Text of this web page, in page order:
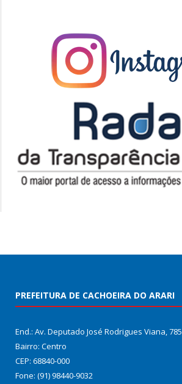
PREFEITURA DE CACHOEIRA DO ARARI
End.: Av. Deputado José Rodrigues Viana, 785
Bairro: Centro
CEP: 68840-000
Fone: (91) 98440-9032